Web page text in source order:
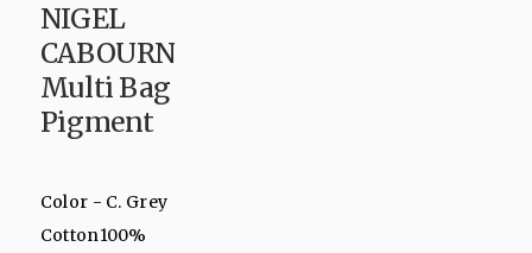
NIGEL
CABOURN
Multi Bag
Pigment
Color - C. Grey
Cotton100%